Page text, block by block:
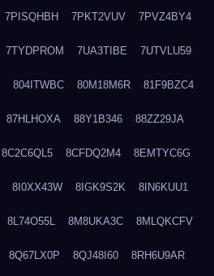
7PISQHBH 7PKT2VUV 7PVZ4BY4
7TYDPROM 7UA3TIBE 7UTVLU59
804ITWBC 80M18M6R 81F9BZC4
87HLHOXA 88Y1B346 88ZZ29JA
8C2C6QL5 8CFDQ2M4 8EMTYC6G
8I0XX43W 8IGK9S2K 8IN6KUU1
8L74O55L 8M8UKA3C 8MLQKCFV
8Q67LX0P 8QJ48I60 8RH6U9AR